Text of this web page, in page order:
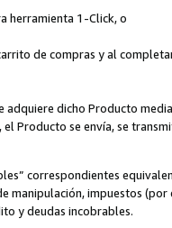
herramienta 1-Click, o
de compras y al
dicho Producto
Producto se envía, se
correspondientes
impuestos
y deudas incobrables.